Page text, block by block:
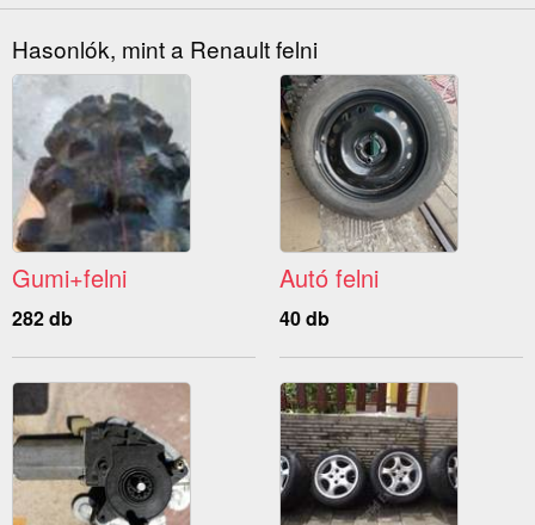
Hasonlók, mint a Renault felni
Gumi+felni
282 db
Autó felni
40 db